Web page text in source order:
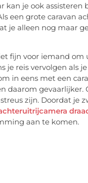
je ook assisteren
een grote caravan
je alleen nog maar
fijn voor iemand
reis vervolgen als
in eens met een
daarom
zijn. Doordat je
aan te komen.